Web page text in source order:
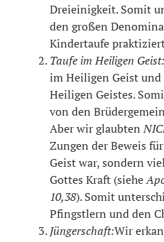
Dreieinigkeit. Somit
den großen
Kindertaufe
Taufe im Heiligen Geist:
im Heiligen Geist und
Heiligen Geistes.
von den
Aber wir glaubten
Zungen der Beweis
Geist war, sondern
Gottes Kraft (siehe
10,38). Somit
Pfingstlern und den
Jüngerschaft:Wir